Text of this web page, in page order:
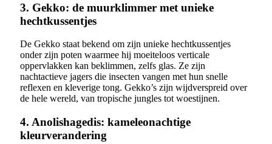
3. Gekko: de muurklimmer met unieke
hechtkussentjes
De Gekko staat bekend om zijn unieke hechtkussentjes
onder zijn poten waarmee hij moeiteloos verticale
oppervlakken kan beklimmen, zelfs glas. Ze zijn
nachtactieve jagers die insecten vangen met hun snelle
reflexen en kleverige tong. Gekko’s zijn wijdverspreid over
de hele wereld, van tropische jungles tot woestijnen.
4. Anolishagedis: kameleonachtige
kleurverandering